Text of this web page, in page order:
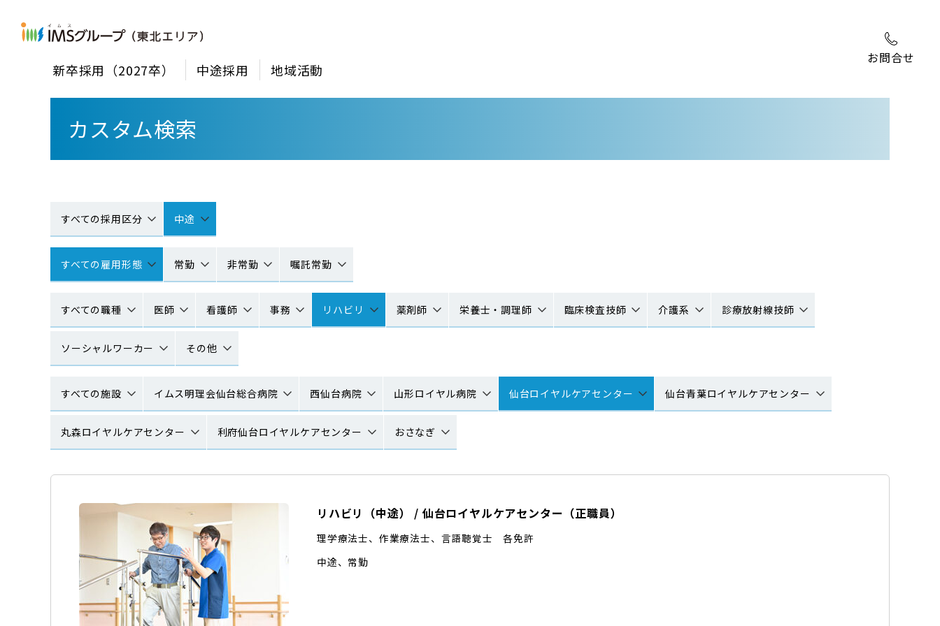
新卒採用（2027卒） 中途採用 地域活動
お問合せ
カスタム検索
すべての採用区分 中途
すべての雇用形態 常勤 非常勤 嘱託常勤
すべての職種 医師 看護師 事務 リハビリ 薬剤師 栄養士・調理師 臨床検査技師 介護系 診療放射線技師
ソーシャルワーカー その他
すべての施設 イムス明理会仙台総合病院 西仙台病院 山形ロイヤル病院 仙台ロイヤルケアセンター 仙台青葉ロイヤルケアセンター
丸森ロイヤルケアセンター 利府仙台ロイヤルケアセンター おさなぎ
リハビリ（中途） / 仙台ロイヤルケアセンター （正職員）
理学療法士、作業療法士、言語聴覚士 各免許
中途、 常勤